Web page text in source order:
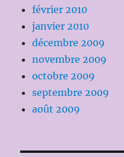
février 2010
janvier 2010
décembre 2009
novembre 2009
octobre 2009
septembre 2009
août 2009